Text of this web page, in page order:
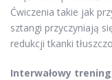
Ćwiczenia takie jak
sztangi przyczyniają
redukcji tkanki
Interwałowy trening